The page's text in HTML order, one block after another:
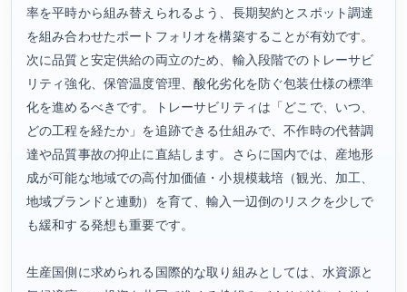
率を平時から組み替えられるよう、長期契約とスポット調達
を組み合わせたポートフォリオを構築することが有効です。
次に品質と安定供給の両立のため、輸入段階でのトレーサビ
リティ強化、保管温度管理、酸化劣化を防ぐ包装仕様の標準
化を進めるべきです。トレーサビリティは「どこで、いつ、
どの工程を経たか」を追跡できる仕組みで、不作時の代替調
達や品質事故の抑止に直結します。さらに国内では、産地形
成が可能な地域での高付加価値・小規模栽培（観光、加工、
地域ブランドと連動）を育て、輸入一辺倒のリスクを少しで
も緩和する発想も重要です。
生産国側に求められる国際的な取り組みとしては、水資源と